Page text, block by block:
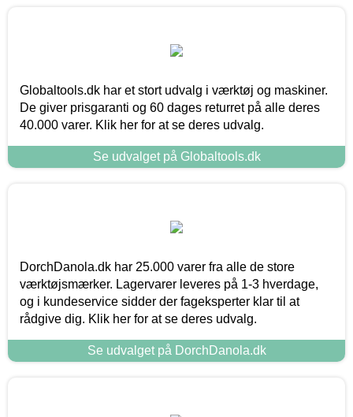
Globaltools.dk har et stort udvalg i værktøj og maskiner.
De giver prisgaranti og 60 dages returret på alle deres
40.000 varer. Klik her for at se deres udvalg.
Se udvalget på Globaltools.dk
DorchDanola.dk har 25.000 varer fra alle de store
værktøjsmærker. Lagervarer leveres på 1-3 hverdage,
og i kundeservice sidder der fageksperter klar til at
rådgive dig. Klik her for at se deres udvalg.
Se udvalget på DorchDanola.dk